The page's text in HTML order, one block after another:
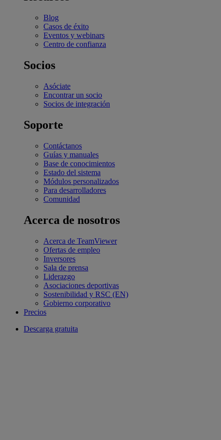
Blog
Casos de éxito
Eventos y webinars
Centro de confianza
Socios
Asóciate
Encontrar un socio
Socios de integración
Soporte
Contáctanos
Guías y manuales
Base de conocimientos
Estado del sistema
Módulos personalizados
Para desarrolladores
Comunidad
Acerca de nosotros
Acerca de TeamViewer
Ofertas de empleo
Inversores
Sala de prensa
Liderazgo
Asociaciones deportivas
Sostenibilidad y RSC (EN)
Gobierno corporativo
Precios
Descarga gratuita